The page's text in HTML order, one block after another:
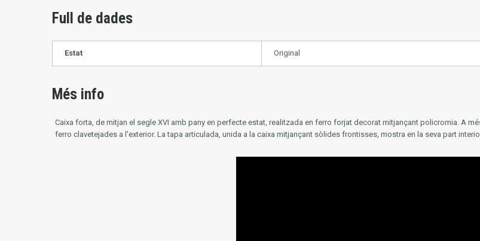
Full de dades
Estat Original
Més info
Caixa forta, de mitjan el segle XVI amb pany en perfecte estat, realitzada en ferro forjat decorat mitjançant policromia. A
ferro clavetejades a l'exterior. La tapa articulada, unida a la caixa mitjançant sòlides frontisses, mostra en la seva part